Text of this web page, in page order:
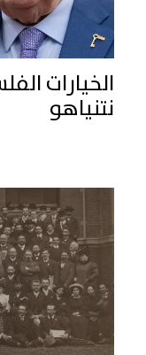
الخيارات
نتنياهو